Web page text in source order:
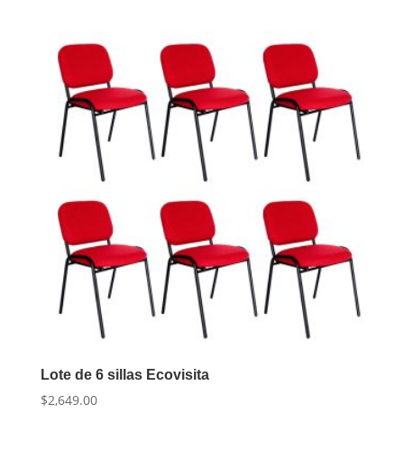
Lote de 6 sillas Ecovisita
$2,649.00